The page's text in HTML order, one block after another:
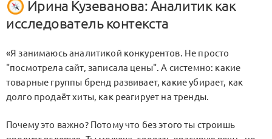
Ирина Кузеванова: Аналитик как
исследователь контекста
«Я занимаюсь аналитикой конкурентов. Не просто
"посмотрела сайт, записала цены". А системно: какие
товарные группы бренд развивает, какие убирает, как
долго продаёт хиты, как реагирует на тренды.
Почему это важно? Потому что без этого ты строишь